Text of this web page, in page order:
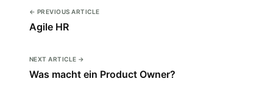
← PREVIOUS ARTICLE
Agile HR
NEXT ARTICLE →
Was macht ein Product Owner?